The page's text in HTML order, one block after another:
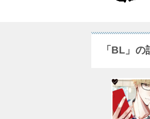
「BL」